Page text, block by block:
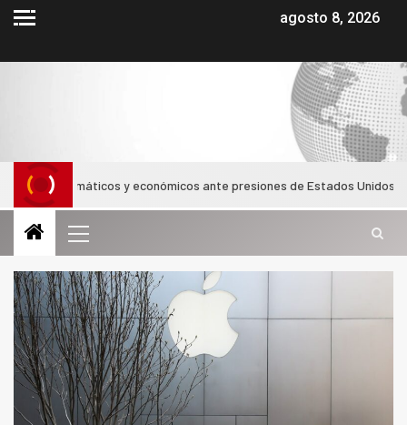
agosto 8, 2026
y económicos ante presiones de Estados Unidos